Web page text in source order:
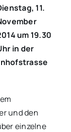
11.
um 19.30
in der
und den
einzelne